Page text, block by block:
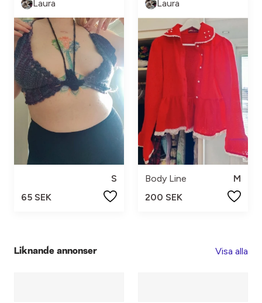
Laura
S
65 SEK
Laura
Body Line
M
200 SEK
Liknande annonser Visa alla